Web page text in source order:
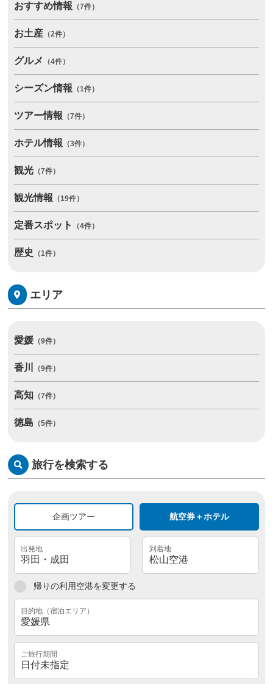
おすすめ情報 （7件）
お土産 （2件）
グルメ （4件）
シーズン情報 （1件）
ツアー情報 （7件）
ホテル情報 （3件）
観光 （7件）
観光情報 （19件）
定番スポット （4件）
歴史 （1件）
エリア
愛媛 （9件）
香川 （9件）
高知 （7件）
徳島 （5件）
旅行を検索する
企画ツアー 航空券＋ホテル
帰りの利用空港を変更する